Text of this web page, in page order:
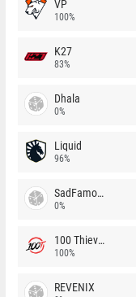
VP
100%
K27
83%
Dhala
0%
Liquid
96%
SadFamous
0%
100 Thieves
100%
REVENIX